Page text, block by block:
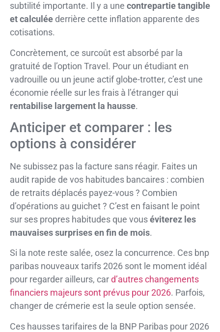
subtilité importante. Il y a une contrepartie tangible
et calculée derrière cette inflation apparente des
cotisations.
Concrètement, ce surcoût est absorbé par la
gratuité de l’option Travel. Pour un étudiant en
vadrouille ou un jeune actif globe-trotter, c’est une
économie réelle sur les frais à l’étranger qui
rentabilise largement la hausse.
Anticiper et comparer : les
options à considérer
Ne subissez pas la facture sans réagir. Faites un
audit rapide de vos habitudes bancaires : combien
de retraits déplacés payez-vous ? Combien
d’opérations au guichet ? C’est en faisant le point
sur ses propres habitudes que vouséviterez les
mauvaises surprises en fin de mois.
Si la note reste salée, osez la concurrence. Ces bnp
paribas nouveaux tarifs 2026 sont le moment idéal
pour regarder ailleurs, card’autres changements
financiers majeurs sont prévus pour 2026. Parfois,
changer de crémerie est la seule option sensée.
Ces hausses tarifaires de la BNP Paribas pour 2026